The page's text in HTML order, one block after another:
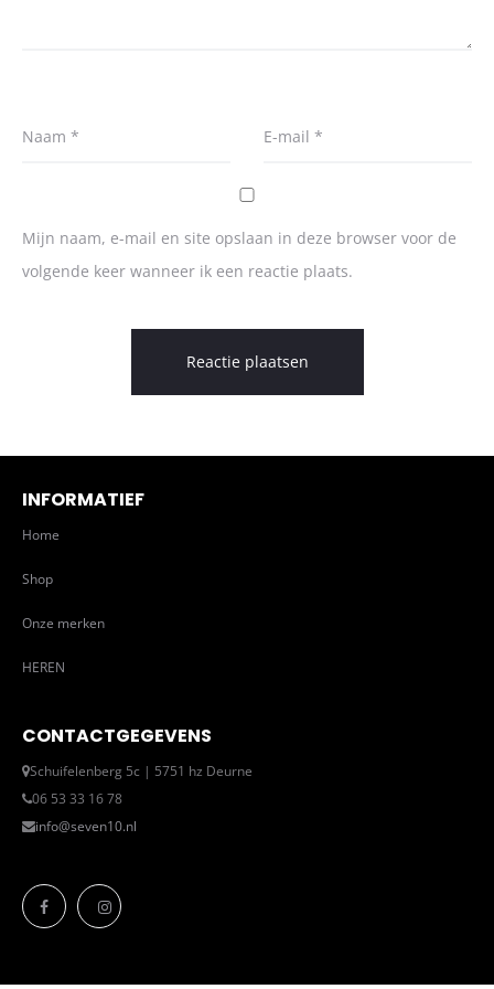
Naam * E-mail *
Mijn naam, e-mail en site opslaan in deze browser voor de
volgende keer wanneer ik een reactie plaats.
INFORMATIEF
Home
Shop
Onze merken
HEREN
CONTACTGEGEVENS
Schuifelenberg 5c | 5751 hz Deurne
06 53 33 16 78
info@seven10.nl